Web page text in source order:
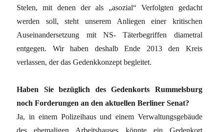
Stelen, mit denen der als „asozial“ Verfolgten gedacht
werden soll, steht unserem Anliegen einer kritischen
Auseinandersetzung mit NS- Täterbegriffen diametral
entgegen. Wir haben deshalb Ende 2013 den Kreis
verlassen, der das Gedenkkonzept begleitet.
Haben Sie bezüglich des Gedenkorts Rummelsburg
noch Forderungen an den aktuellen Berliner Senat?
Ja, in einem Polizeihaus und einem Verwaltungsgebäude
des ehemaligen Arbeitshauses könnte ein Gedenkort